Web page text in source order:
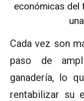
económicas del
Cada vez son
paso de
ganadería, lo
rentabilizar su